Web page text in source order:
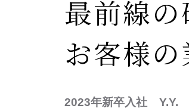
最前線の
お客様の
2023年新卒入社 Y.Y.